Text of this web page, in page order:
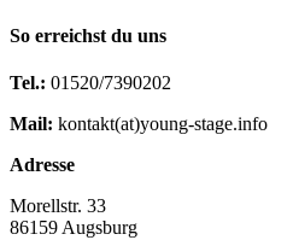
So erreichst du uns
Tel.: 01520/7390202
Mail: kontakt(at)young-stage.info
Adresse
Morellstr. 33
86159 Augsburg